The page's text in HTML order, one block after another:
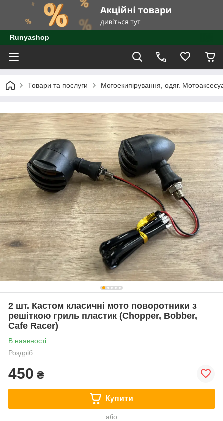
Runyashop
Товари та послуги Мотоекипірування, одяг.
2 шт. Кастом класичні мото поворотники з
решіткою гриль пластик (Chopper, Bobber,
Cafe Racer)
В наявності
Роздріб
450 ₴
Купити
або